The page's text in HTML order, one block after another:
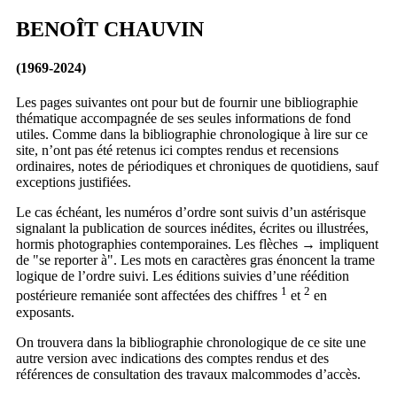
BENOÎT CHAUVIN
(1969-2024)
Les pages suivantes ont pour but de fournir une bibliographie
thématique accompagnée de ses seules informations de fond
utiles. Comme dans la bibliographie chronologique à lire sur ce
site, n’ont pas été retenus ici comptes rendus et recensions
ordinaires, notes de périodiques et chroniques de quotidiens, sauf
exceptions justifiées.
Le cas échéant, les numéros d’ordre sont suivis d’un astérisque
signalant la publication de sources inédites, écrites ou illustrées,
hormis photographies contemporaines. Les flèches → impliquent
de "se reporter à". Les mots en caractères gras énoncent la trame
logique de l’ordre suivi. Les éditions suivies d’une réédition
postérieure remaniée sont affectées des chiffres 1 et 2 en
exposants.
On trouvera dans la bibliographie chronologique de ce site une
autre version avec indications des comptes rendus et des
références de consultation des travaux malcommodes d’accès.